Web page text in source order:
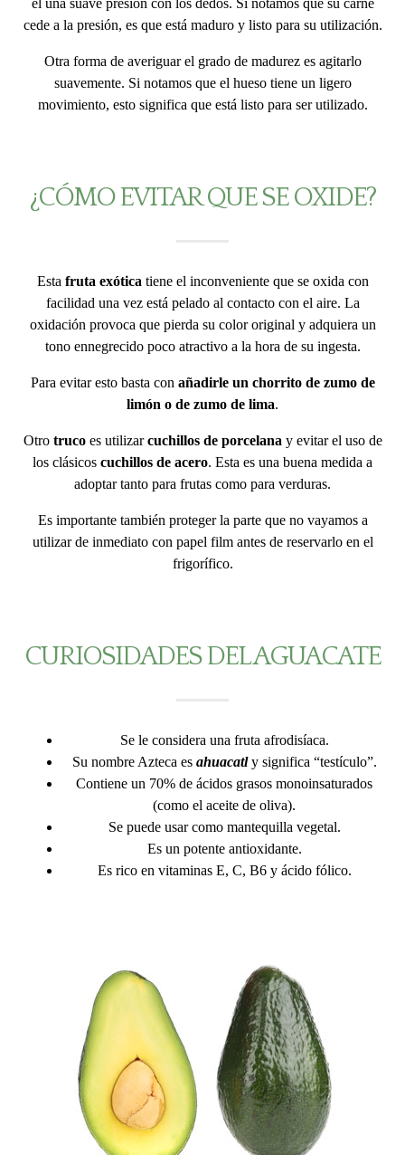
cede a la presión, es que está maduro y listo para su utilización.
Otra forma de averiguar el grado de madurez es agitarlo
suavemente. Si notamos que el hueso tiene un ligero
movimiento, esto significa que está listo para ser utilizado.
¿CÓMO EVITAR QUE SE OXIDE?
Esta fruta exótica tiene el inconveniente que se oxida con
facilidad una vez está pelado al contacto con el aire. La
oxidación provoca que pierda su color original y adquiera un
tono ennegrecido poco atractivo a la hora de su ingesta.
Para evitar esto basta con añadirle un chorrito de zumo de
limón o de zumo de lima.
Otro trucoes utilizarcuchillos de porcelana y evitar el uso de
los clásicos cuchillos de acero. Esta es una buena medida a
adoptar tanto para frutas como para verduras.
Es importante también proteger la parte que no vayamos a
utilizar de inmediato con papel film antes de reservarlo en el
frigorífico.
CURIOSIDADES DEL AGUACATE
Se le considera una fruta afrodisíaca.
Su nombre Azteca es ahuacatly significa “testículo”.
Contiene un 70% de ácidos grasos monoinsaturados
(como el aceite de oliva).
Se puede usar como mantequilla vegetal.
Es un potente antioxidante.
Es rico en vitaminas E, C, B6 y ácido fólico.